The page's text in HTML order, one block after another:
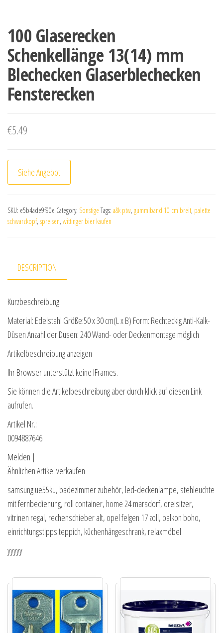
100 Glaserecken
Schenkellänge 13(14) mm
Blechecken Glaserblechecken
Fensterecken
€5.49
Siehe Angebot
SKU: e5b4ade9f90e Category: Sonstige Tags: a&k ptw, gummiband 10 cm breit, palette
schwarzkopf, spreisen, wittinger bier kaufen
DESCRIPTION
Kurzbeschreibung
Material: Edelstahl Größe:50 x 30 cm(L x B) Form: Rechteckig Anti-Kalk-
Düsen Anzahl der Düsen: 240 Wand- oder Deckenmontage möglich
Artikelbeschreibung anzeigen
Ihr Browser unterstützt keine IFrames.
Sie können die Artikelbeschreibung aber durch klick auf diesen Link
aufrufen.
Artikel Nr.:
0094887646
Melden |
Ähnlichen Artikel verkaufen
samsung ue55ku, badezimmer zubehör, led-deckenlampe, stehleuchte
mit fernbedienung, roll container, home 24 marsdorf, dreisitzer,
vitrinen regal, rechenschieber alt, opel felgen 17 zoll, balkon boho,
einrichtungstipps teppich, küchenhängeschrank, relaxmöbel
yyyyy